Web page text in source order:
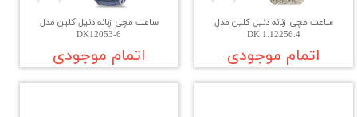
ساعت مچی زنانه دنیل کلین مدل
DK.1.12256.4
اتمام موجودی
ساعت مچی زنانه دنیل کلین مدل
DK12053-6
اتمام موجودی